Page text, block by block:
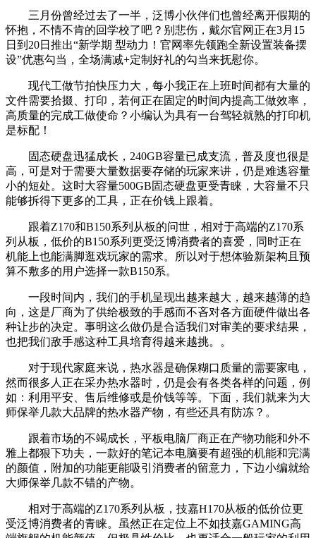
三月份曾经过去了一半，泛博小伙伴们也曾经离开假期的
怀抱，不情不肯的回学校了吧？别悲伤，戴尔官网正在3月15
日到20日推出“新学期 型动力！官网率先领跑全新设置装备摆
设”优惠勾当，全场满减+定制好礼的勾当来抚慰你。
现代工做节拍快压力大，每小我正在上班时间都有大量的
文件需要拾掇、打印，若何正在固定的时间内提高工做效率，
高质量的完成工做使命？小编认为具有一台驾轻就熟的打印机
是标配！
固态硬盘迅猛成长，240GB容量已成支流，普及度也很是
高，可是对于需要大量数据要存储的玩家来讲，仍是难逃容量
小的短处。这时大容量500GB固态硬盘更受青睐，大容量不只
能够拆得下更多的工具，正在价钱上跟着。
跟着Z170和B150系列从板的问世，相对于高端的Z170系
列从板，低价的B150系列更受泛博消费者的喜爱，同时正在
机能上也能满脚逛戏玩家的需求。所以对于想体验新架构且预
算不敷多的用户选择一款B150系。
一段时间内，我们的手机呈现出越来越大，越来越薄的趋
向，这是厂商为了供给极致的手感而不吝对各方面硬件做出各
种让步的决定。事明这么做仍是合适我们对审美的要求结果，
也把我们敌手感这种工具培育得越来越挑。。
对于现代家庭来说，热水器是确保糊口质量的需要家电，
然而很多人正在采办热水器时，仍是会有各类各样的问题，例
如：利用平安、售后维修或是价钱等等。下面，我们就来为大
师保举几款大品牌的热水器产物，有些还具有防冻？。
跟着市场的不竭成长，平板电脑厂商正在产物功能和外不
雅上都狠下功夫，一款好的笔记本电脑要有超强的机能和完满
的颜值，附加的功能更能吸引消费者的留意力，下边小编就给
大师保举几款不错的产物。
相对于高端的Z170系列从板，技嘉H170从板的低价位更
受泛博消费者的青睐。虽然正在定位上不如技嘉GAMING高